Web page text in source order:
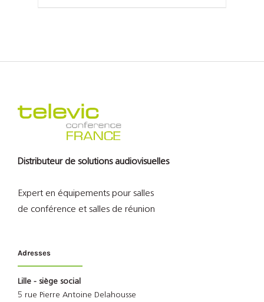
Distributeur de solutions audiovisuelles
Expert en équipements pour salles
de conférence et salles de réunion
Adresses
Lille - siège social
5 rue Pierre Antoine Delahousse